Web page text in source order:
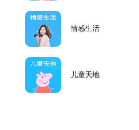
情感生活
儿童天地